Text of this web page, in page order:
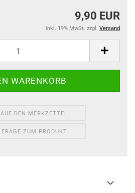
9,90 EUR
inkl. 19% MwSt. zzgl. Versand
AUF DEN MERKZETTEL
FRAGE ZUM PRODUKT